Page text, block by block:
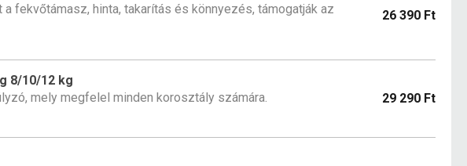
fekvőtámasz, hinta, takarítás és könnyezés, támogatják az
26 390 Ft
8/10/12 kg
mely megfelel minden korosztály számára.
29 290 Ft